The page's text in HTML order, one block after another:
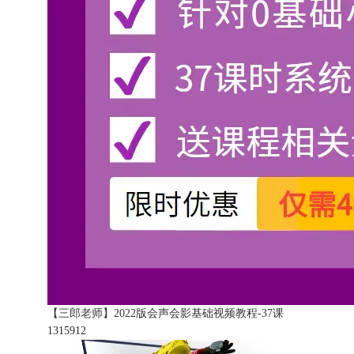
【三郎老师】2022版会声会影基础视频教程-37课
1315912